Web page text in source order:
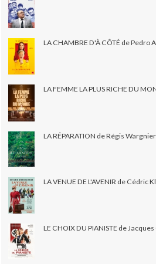
LA CHAMBRE D'À CÔTÉ de Pedro
LA FEMME LA PLUS RICHE DU
LA RÉPARATION de Régis Wargnier
LA VENUE DE L'AVENIR de Cédric
LE CHOIX DU PIANISTE de